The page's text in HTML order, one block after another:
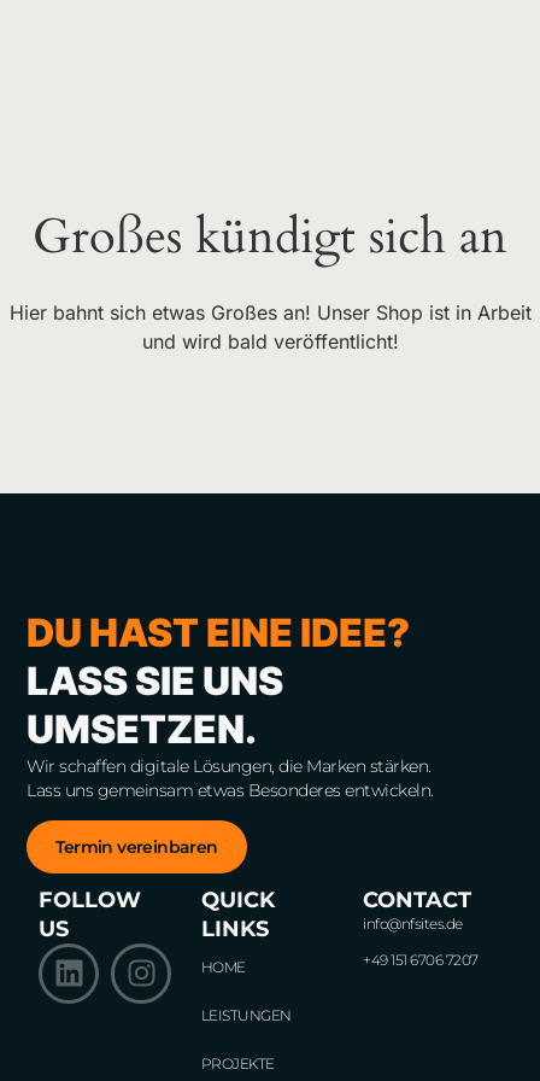
Großes kündigt sich an
Hier bahnt sich etwas Großes an! Unser Shop ist in Arbeit
und wird bald veröffentlicht!
DU HAST EINE IDEE?
LASS SIE UNS
UMSETZEN.
Wir schaffen digitale Lösungen, die Marken stärken.
Lass uns gemeinsam etwas Besonderes entwickeln.
Termin vereinbaren
FOLLOW
US
QUICK
LINKS
HOME
LEISTUNGEN
PROJEKTE
CONTACT
info@nfsites.de
+49 151 6706 7207